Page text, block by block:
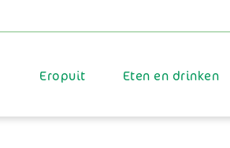
Eropuit Eten en drinken